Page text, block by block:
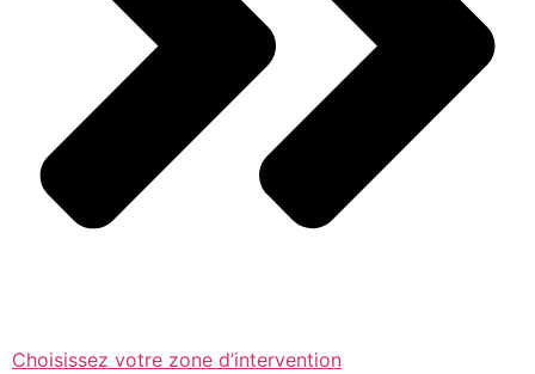
Choisissez votre zone d’intervention